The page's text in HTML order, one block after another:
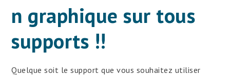
n graphique sur tous
supports !!
Quelque soit le support que vous souhaitez utiliser